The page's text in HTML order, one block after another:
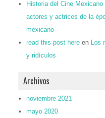
Historia del Cine
actores y actrices de la
mexicano
read this post here en Los
y ridículos
Archivos
noviembre 2021
mayo 2020